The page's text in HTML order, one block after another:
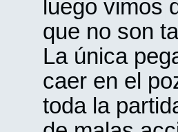
luego vimos
que no son
La única
caer en el
toda la